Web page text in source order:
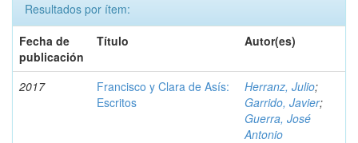
Resultados por ítem:
Fecha de
publicación
Título Autor(es)
2017
Francisco y Clara de Asís:
Escritos
Herranz, Julio;
Garrido, Javier;
Guerra, José
Antonio